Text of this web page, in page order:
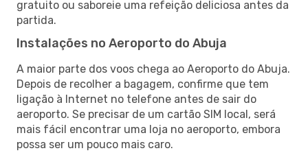
gratuito ou saboreie uma refeição deliciosa antes da
partida.
Instalações no Aeroporto do Abuja
A maior parte dos voos chega ao Aeroporto do Abuja.
Depois de recolher a bagagem, confirme que tem
ligação à Internet no telefone antes de sair do
aeroporto. Se precisar de um cartão SIM local, será
mais fácil encontrar uma loja no aeroporto, embora
possa ser um pouco mais caro.